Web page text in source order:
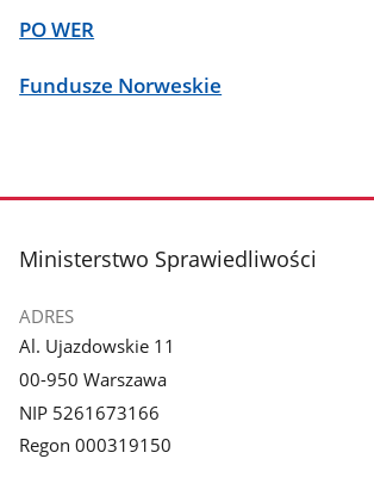
PO WER
Fundusze Norweskie
stopka
Ministerstwo Sprawiedliwości
ADRES
Al. Ujazdowskie 11
00-950 Warszawa
NIP 5261673166
Regon 000319150